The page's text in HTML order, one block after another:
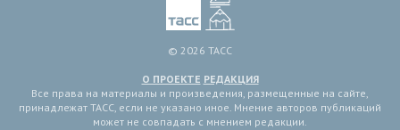
© 2026 ТАСС
О ПРОЕКТЕ РЕДАКЦИЯ
Все права на материалы и произведения, размещенные на сайте,
принадлежат ТАСС, если не указано иное. Мнение авторов публикаций
может не совпадать с мнением редакции.